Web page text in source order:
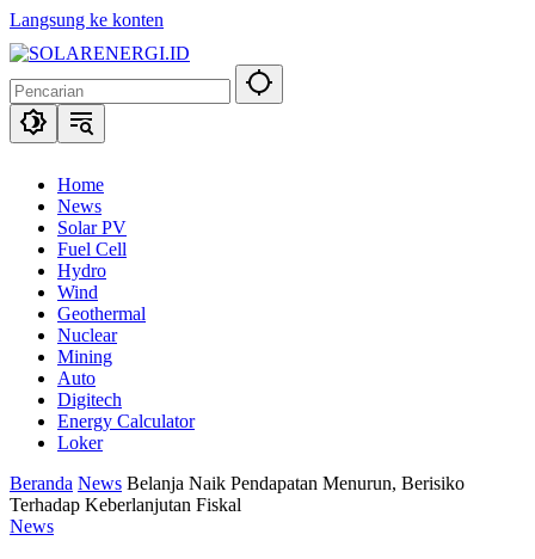
Langsung ke konten
Home
News
Solar PV
Fuel Cell
Hydro
Wind
Geothermal
Nuclear
Mining
Auto
Digitech
Energy Calculator
Loker
Beranda News Belanja Naik Pendapatan Menurun, Berisiko
Terhadap Keberlanjutan Fiskal
News